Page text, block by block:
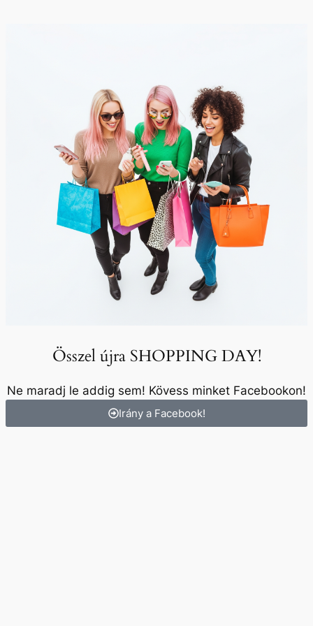
Összel újra SHOPPING DAY!
Ne maradj le addig sem! Kövess minket Facebookon!
Irány a Facebook!